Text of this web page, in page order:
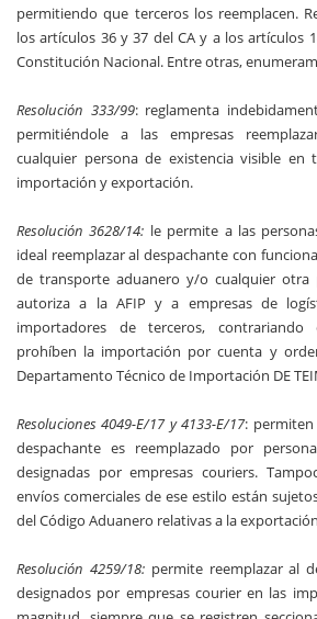
permitiendo que terceros los reemplacen.
los artículos 36 y 37 del CA y a los artículos
Constitución Nacional. Entre otras,
Resolución 333/99: reglamenta
permitiéndole a las empresas
cualquier persona de existencia visible en
importación y exportación.
Resolución 3628/14: le permite a las
ideal reemplazar al despachante con
de transporte aduanero y/o cualquier otra
autoriza a la AFIP y a empresas de
importadores de terceros, contrariando
prohíben la importación por cuenta y
Departamento Técnico de Importación DE
Resoluciones 4049-E/17 y 4133-E/17:
despachante es reemplazado por
designadas por empresas couriers.
envíos comerciales de ese estilo están
del Código Aduanero relativas a la
Resolución 4259/18:permite reemplazar al
designados por empresas courier en las